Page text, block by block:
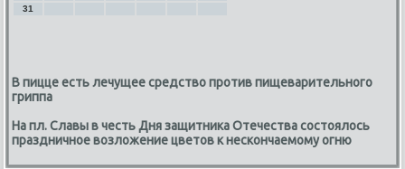
31
В пицце есть лечущее средство против пищеварительного
гриппа
На пл. Славы в честь Дня защитника Отечества состоялось
праздничное возложение цветов к нескончаемому огню